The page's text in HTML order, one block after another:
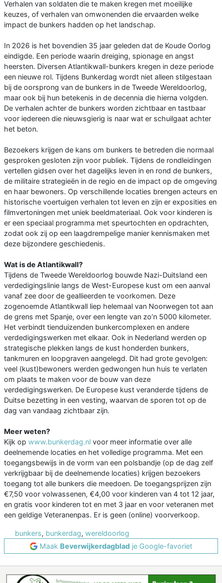
Verhalen van soldaten die te maken kregen met moeilijke
keuzes, of verhalen van omwonenden die ervaarden welke
impact de bunkers hadden op het landschap.
In 2026 is het bovendien 35 jaar geleden dat de Koude Oorlog
eindigde. Een periode waarin dreiging, spionage en angst
heersten. Diversen Atlantikwall-bunkers kregen in deze periode
een nieuwe rol. Tijdens Bunkerdag wordt niet alleen stilgestaan
bij de oorsprong van de bunkers in de Tweede Wereldoorlog,
maar ook bij hun betekenis in de decennia die hierna volgden.
De verhalen achter de bunkers worden zichtbaar en tastbaar
voor iedereen die nieuwsgierig is naar wat er schuilgaat achter
het beton.
Bezoekers krijgen de kans om bunkers te betreden die normaal
gesproken gesloten zijn voor publiek. Tijdens de rondleidingen
vertellen gidsen over het dagelijks leven in en rond de bunkers,
de militaire strategieën in de regio en de impact op de omgeving
en haar bewoners. Op verschillende locaties brengen acteurs en
historische voertuigen verhalen tot leven en zijn er exposities en
filmvertoningen met uniek beeldmateriaal. Ook voor kinderen is
er een speciaal programma met speurtochten en opdrachten,
zodat ook zij op een laagdrempelige manier kennismaken met
deze bijzondere geschiedenis.
Wat is de Atlantikwall?
Tijdens de Tweede Wereldoorlog bouwde Nazi-Duitsland een
verdedigingslinie langs de West-Europese kust om een aanval
vanaf zee door de geallieerden te voorkomen. Deze
zogenoemde Atlantikwall liep helemaal van Noorwegen tot aan
de grens met Spanje, over een lengte van zo’n 5000 kilometer.
Het verbindt tienduizenden bunkercomplexen en andere
verdedigingswerken met elkaar. Ook in Nederland werden op
strategische plekken langs de kust honderden bunkers,
tankmuren en loopgraven aangelegd. Dit had grote gevolgen:
veel (kust)bewoners werden gedwongen hun huis te verlaten
om plaats te maken voor de bouw van deze
verdedigingswerken. De Europese kust veranderde tijdens de
Duitse bezetting in een vesting, waarvan de sporen tot op de
dag van vandaag zichtbaar zijn.
Meer weten?
Kijk op www.bunkerdag.nl voor meer informatie over alle
deelnemende locaties en het volledige programma. Met een
toegangsbewijs in de vorm van een polsbandje (op de dag zelf
verkrijgbaar bij de deelnemende locaties) krijgen bezoekers
toegang tot alle bunkers die meedoen. De toegangsprijzen zijn
€7,50 voor volwassenen, €4,00 voor kinderen van 4 tot 12 jaar,
en gratis voor kinderen tot en met 3 jaar en voor veteranen met
een geldige Veteranenpas. Er is geen (online) voorverkoop.
bunkers, bunkerdag, wereldoorlog
Maak Beverwijkerdagblad je Google-favoriet